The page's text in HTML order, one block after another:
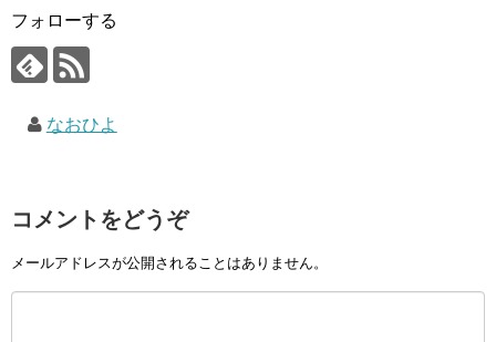
フォローする
なおひよ
コメントをどうぞ
メールアドレスが公開されることはありません。